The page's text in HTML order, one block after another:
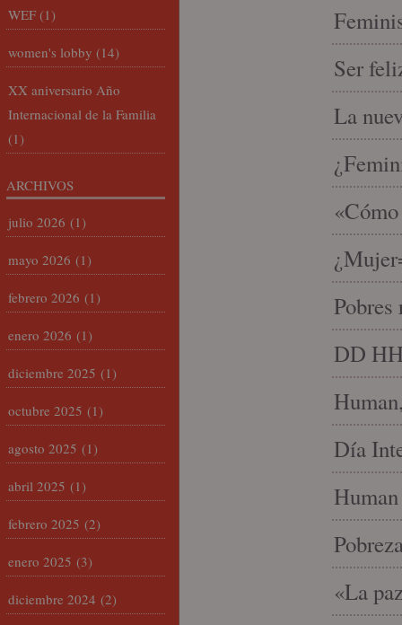
Ser
La
DD
Día
«La
WEF (1)
women's lobby (14)
XX aniversario Año
Internacional de la Familia
(1)
ARCHIVOS
julio 2026 (1)
mayo 2026 (1)
febrero 2026 (1)
enero 2026 (1)
diciembre 2025 (1)
octubre 2025 (1)
agosto 2025 (1)
abril 2025 (1)
febrero 2025 (2)
enero 2025 (3)
diciembre 2024 (2)